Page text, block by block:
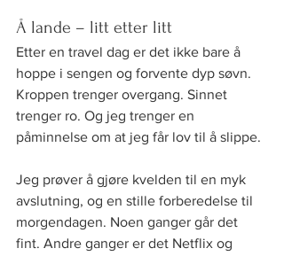
Å lande – litt etter litt
Etter en travel dag er det ikke bare å
hoppe i sengen og forvente dyp søvn.
Kroppen trenger overgang. Sinnet
trenger ro. Og jeg trenger en
påminnelse om at jeg får lov til å slippe.
Jeg prøver å gjøre kvelden til en myk
avslutning, og en stille forberedelse til
morgendagen. Noen ganger går det
fint. Andre ganger er det Netflix og